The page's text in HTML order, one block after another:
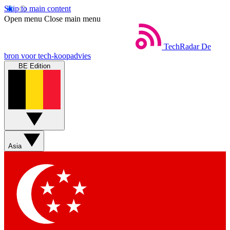
Skip to main content
Open menu Close main menu
TechRadar De
bron voor tech-koopadvies
BE Edition
Asia